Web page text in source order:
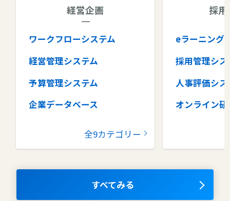
経営企画
ワークフローシステム
経営管理システム
予算管理システム
企業データベース
コラボレーションツール
ナレッジマネジメントツール
全9カテゴリー
採
eラーニング
採用管理シス
人事評価シ
オンライン研
タレントマ
OKRツール
すべてみる